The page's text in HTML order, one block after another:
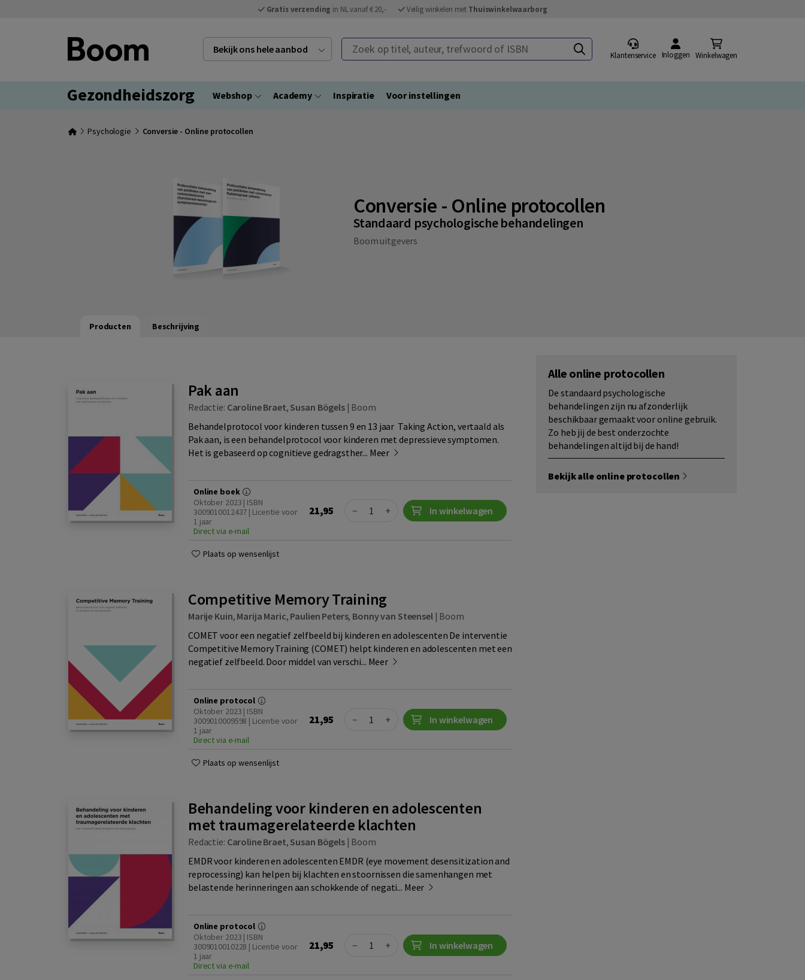
Gratis verzending in NL vanaf € 20,- Veilig winkelen met Thuiswinkelwaarborg
Bekijk ons hele aanbod Zoek op titel, auteur, trefwoord of ISBN
Klantenservice Inloggen Winkelwagen
Gezondheidszorg Webshop Academy Inspiratie Voor instellingen
Psychologie Conversie - Online protocollen
Conversie - Online protocollen
Standaard psychologische behandelingen
Boom uitgevers
Producten Beschrijving
Pak aan
Redactie: Caroline Braet, Susan Bögels| Boom
Behandelprotocol voor kinderen tussen 9 en 13 jaar Taking Action, vertaald als
Pak aan, is een behandelprotocol voor kinderen met depressieve symptomen.
Het is gebaseerd op cognitieve gedragsther... Meer
Online boek
Oktober 2023 | ISBN
3009010012437 | Licentie voor
1 jaar
Direct via e-mail
21,95 Quantity
− + In winkelwagen
Plaats op wensenlijst
Competitive Memory Training
Marije Kuin, Marija Maric, Paulien Peters, Bonny van Steensel| Boom
COMET voor een negatief zelfbeeld bij kinderen en adolescenten De interventie
Competitive Memory Training (COMET) helpt kinderen en adolescenten met een
negatief zelfbeeld. Door middel van verschi... Meer
Online protocol
Oktober 2023 | ISBN
3009010009598 | Licentie voor
1 jaar
Direct via e-mail
21,95 Quantity
− + In winkelwagen
Plaats op wensenlijst
Behandeling voor kinderen en adolescenten
met traumagerelateerde klachten
Redactie: Caroline Braet, Susan Bögels| Boom
EMDR voor kinderen en adolescenten EMDR (eye movement desensitization and
reprocessing) kan helpen bij klachten en stoornissen die samenhangen met
belastende herinneringen aan schokkende of negati... Meer
Online protocol
Oktober 2023 | ISBN
3009010010228 | Licentie voor
1 jaar
Direct via e-mail
21,95 Quantity
− + In winkelwagen
Alle online protocollen
De standaard psychologische
behandelingen zijn nu afzonderlijk
beschikbaar gemaakt voor online gebruik.
Zo heb jij de best onderzochte
behandelingen altijd bij de hand!
Bekijk alle online protocollen